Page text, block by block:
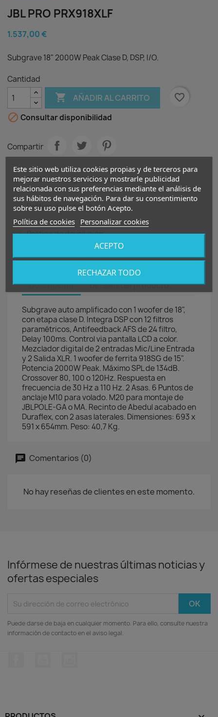
JBL PRO PRX918XLF
1.537,00 €
Subgrave 18" 2000W Peak Clase D, DSP, I/O.
Cantidad
 AÑADIR AL CARRITO
favorite_border
 Consultar disponibilidad
Compartir
Política de seguridad
Política de entrega
Política de devolución
Descripción Detalles del producto
Subgrave auto amplificado con 1 woofer de 18",
con etapa clase D. Integra DSP con 12 filtros
paramétricos, Antifeedback AFS de 24 filtro,
Delay 100ms. Control via pantalla LCD a color.
Mezclador digital de 2 entradas Mic/Line Entrada
y 2 Salida XLR. 1 woofer de ferrita 918SG de 15".
Potencia 2000W Peak. Máximo SPL de 134dB.
Crossover 80, 100 o 120Hz. Respuesta en
frecuencia de 30 Hz a 110 Hz. 2 Asas. 6 Puntos de
anclaje M10 para volado. M20 para montaje de
JBLPOLE-GA o MA. Recinto de Abedul acabado en
Duraflex, con 2 asas laterales. Dimensiones: 693 x
591 x 654mm. Peso: 40,7 Kg.
Comentarios (0)
No hay reseñas de clientes en este momento.
Infórmese de nuestras últimas noticias y
ofertas especiales
Puede darse de baja en cualquier momento. Para ello, consulte nuestra
información de contacto en el aviso legal.
Este sitio web utiliza cookies propias y de terceros para
mejorar nuestros servicios y mostrarle publicidad
relacionada con sus preferencias mediante el análisis de
sus hábitos de navegación. Para dar su consentimiento
sobre su uso pulse el botón Acepto.
Política de cookies
Personalizar cookies
RECHAZAR TODO
ACEPTO